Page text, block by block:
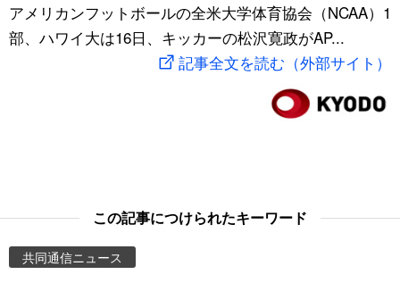
文化
動画/Live
スポーツ・東京2020
アメリカンフットボールの全米大学体育協会（NCAA）1
部、ハワイ大は16日、キッカーの松沢寛政がAP...
記事全文を読む（外部サイト）
この記事につけられたキーワード
共同通信ニュース